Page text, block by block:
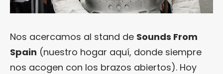
Nos acercamos al stand de Sounds From
Spain (nuestro hogar aquí, donde siempre
nos acogen con los brazos abiertos). Hoy